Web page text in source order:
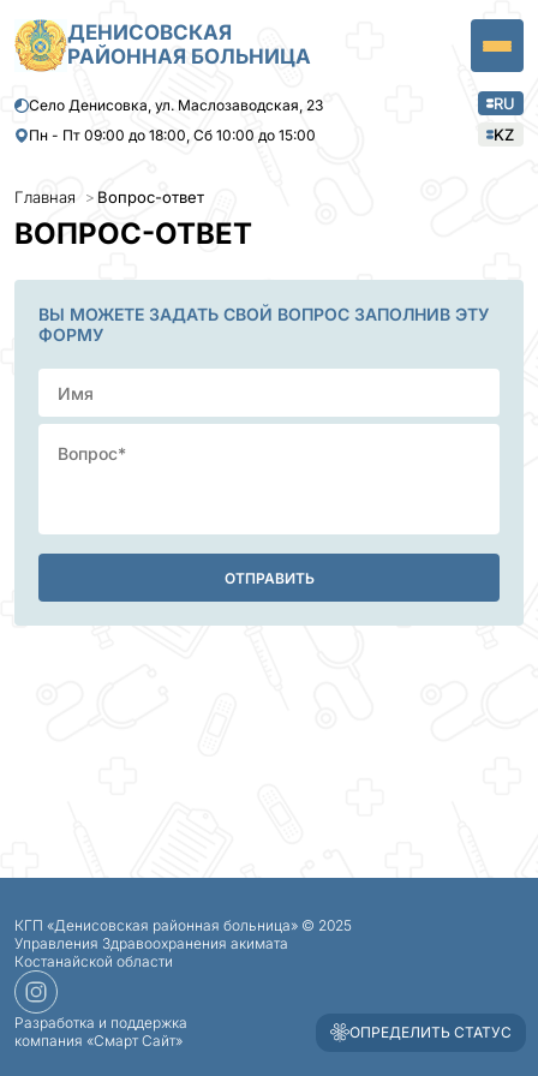
ДЕНИСОВСКАЯ
РАЙОННАЯ БОЛЬНИЦА
Село Денисовка, ул. Маслозаводская, 23
Пн - Пт 09:00 до 18:00, Сб 10:00 до 15:00
RU
KZ
Главная Вопрос-ответ
ВОПРОС-ОТВЕТ
ВЫ МОЖЕТЕ ЗАДАТЬ СВОЙ ВОПРОС ЗАПОЛНИВ ЭТУ
ФОРМУ
ОТПРАВИТЬ
КГП «Денисовская районная больница» © 2025
Управления Здравоохранения акимата
Костанайской области
Разработка и поддержка
компания «Смарт Сайт» ОПРЕДЕЛИТЬ СТАТУС